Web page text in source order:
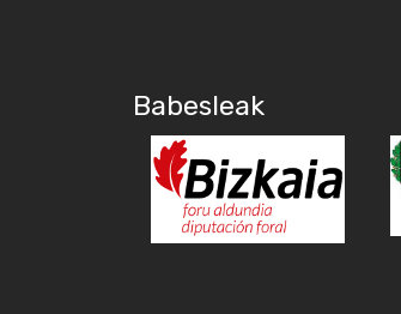
Babesleak